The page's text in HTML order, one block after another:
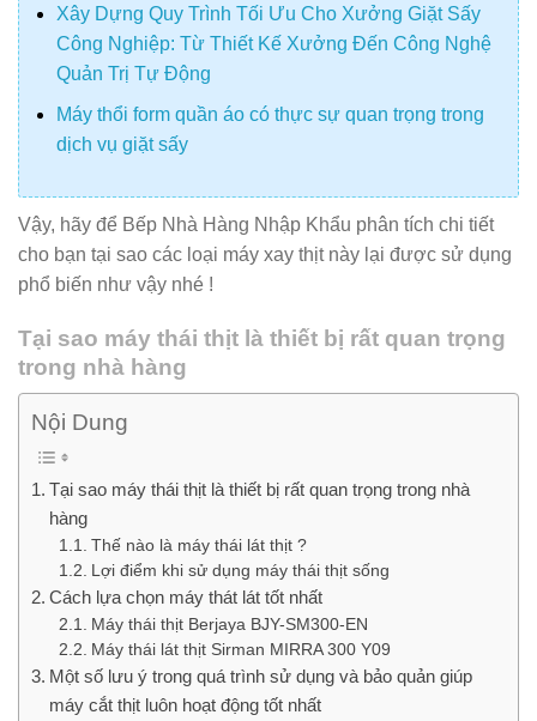
Xây Dựng Quy Trình Tối Ưu Cho Xưởng Giặt Sấy
Công Nghiệp: Từ Thiết Kế Xưởng Đến Công Nghệ
Quản Trị Tự Động
Máy thổi form quần áo có thực sự quan trọng trong
dịch vụ giặt sấy
Vậy, hãy để Bếp Nhà Hàng Nhập Khẩu phân tích chi tiết
cho bạn tại sao các loại máy xay thịt này lại được sử dụng
phổ biến như vậy nhé !
Tại sao máy thái thịt là thiết bị rất quan trọng
trong nhà hàng
Nội Dung
Tại sao máy thái thịt là thiết bị rất quan trọng trong nhà
hàng
Thế nào là máy thái lát thịt ?
Lợi điểm khi sử dụng máy thái thịt sống
Cách lựa chọn máy thát lát tốt nhất
Máy thái thịt Berjaya BJY-SM300-EN
Máy thái lát thịt Sirman MIRRA 300 Y09
Một số lưu ý trong quá trình sử dụng và bảo quản giúp
máy cắt thịt luôn hoạt động tốt nhất